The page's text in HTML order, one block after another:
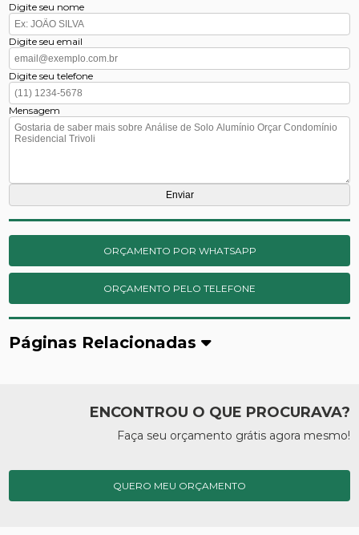
Digite seu nome
Digite seu email
Digite seu telefone
Mensagem
ORÇAMENTO POR WHATSAPP
ORÇAMENTO PELO TELEFONE
Páginas Relacionadas
ENCONTROU O QUE PROCURAVA?
Faça seu orçamento grátis agora mesmo!
QUERO MEU ORÇAMENTO